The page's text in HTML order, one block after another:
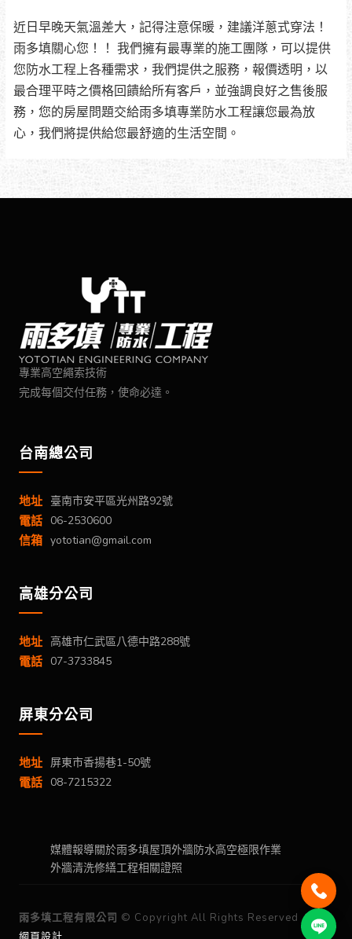
近日早晚天氣溫差大，記得注意保暖，建議洋蔥式穿法！
雨多填關心您！！ 我們擁有最專業的施工團隊，可以提供
您防水工程上各種需求，我們提供之服務，報價透明，以
最合理平時之價格回饋給所有客戶，並強調良好之售後服
務，您的房屋問題交給雨多填專業防水工程讓您最為放
心，我們將提供給您最舒適的生活空間。
專業高空繩索技術
完成每個交付任務，使命必達。
台南總公司
地址 臺南市安平區光州路92號
電話 06-2530600
信箱 yototian@gmail.com
高雄分公司
地址 高雄市仁武區八德中路288號
電話 07-3733845
屏東分公司
地址 屏東市香揚巷1-50號
電話 08-7215322
媒體報導關於雨多填屋頂外牆防水高空極限作業
外牆清洗修繕工程相關證照
雨多填工程有限公司 © Copyright All Rights Reserved蘋果